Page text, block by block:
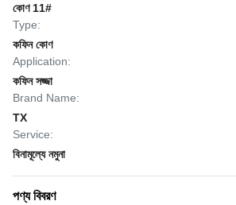
কোণ 11#
Type:
কফিন কোণ
Application:
কফিন সজ্জা
Brand Name:
TX
Service:
বিনামূল্যে নমুনা
পণ্য বিবরণ